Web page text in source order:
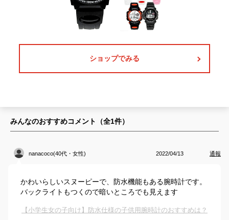
ショップでみる
みんなのおすすめコメント（全1件）
nanacoco(40代・女性) 2022/04/13 通報
かわいらしいスヌーピーで、防水機能もある腕時計です。
バックライトもつくので暗いところでも見えます
【小学生女の子向け】防水仕様の子供用腕時計のおすすめは？